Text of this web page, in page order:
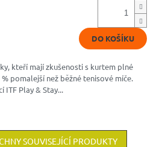
DO KOŠÍKU
kteří mají zkušenosti s kurtem plné
pomalejší než běžné tenisové míče.
ITF Play & Stay...
SOUVISEJÍCÍ PRODUKTY